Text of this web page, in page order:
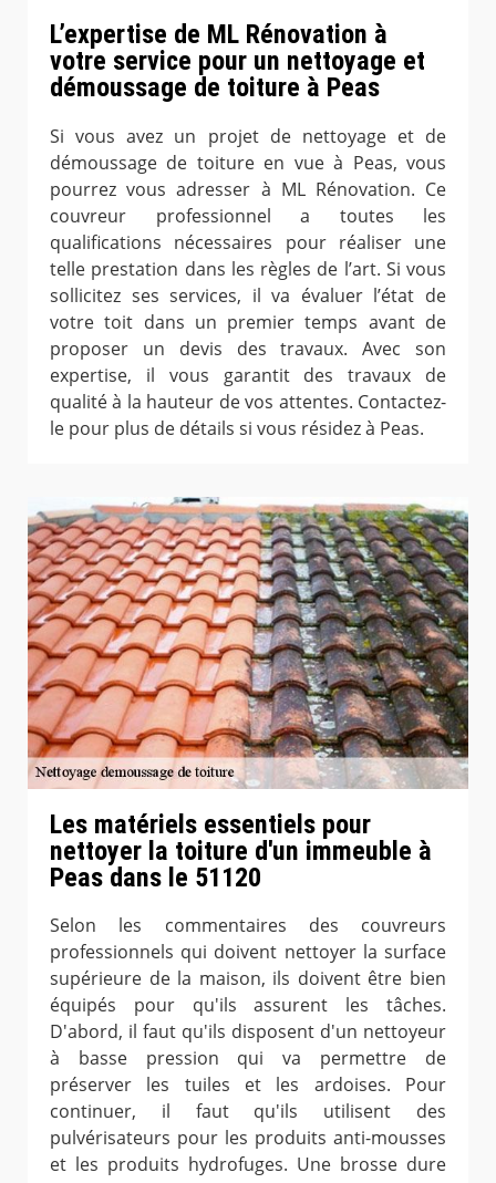
L’expertise de ML Rénovation à
votre service pour un nettoyage et
démoussage de toiture à Peas
Si vous avez un projet de nettoyage et de
démoussage de toiture en vue à Peas, vous
pourrez vous adresser à ML Rénovation. Ce
couvreur professionnel a toutes les
qualifications nécessaires pour réaliser une
telle prestation dans les règles de l’art. Si vous
sollicitez ses services, il va évaluer l’état de
votre toit dans un premier temps avant de
proposer un devis des travaux. Avec son
expertise, il vous garantit des travaux de
qualité à la hauteur de vos attentes. Contactez-
le pour plus de détails si vous résidez à Peas.
Les matériels essentiels pour
nettoyer la toiture d'un immeuble à
Peas dans le 51120
Selon les commentaires des couvreurs
professionnels qui doivent nettoyer la surface
supérieure de la maison, ils doivent être bien
équipés pour qu'ils assurent les tâches.
D'abord, il faut qu'ils disposent d'un nettoyeur
à basse pression qui va permettre de
préserver les tuiles et les ardoises. Pour
continuer, il faut qu'ils utilisent des
pulvérisateurs pour les produits anti-mousses
et les produits hydrofuges. Une brosse dure